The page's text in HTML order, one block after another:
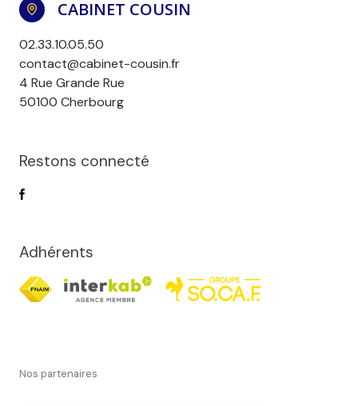
Notre
agence
Contact
professionnel
CABINET COUSIN
02.33.10.05.50
contact@cabinet-cousin.fr
4 Rue Grande Rue
50100 Cherbourg
Restons connecté
Adhérents
Nos partenaires